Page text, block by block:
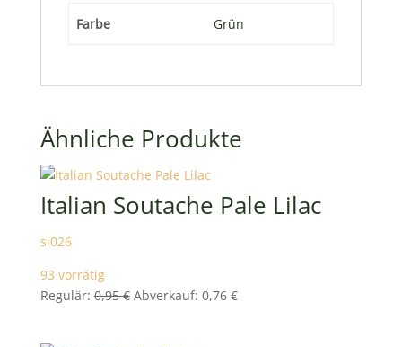
Farbe Grün
Ähnliche Produkte
Italian Soutache Pale Lilac
si026
93 vorrätig
Regulär: 0,95€ Ursprünglicher
Abverkauf: 0,76 €Aktueller